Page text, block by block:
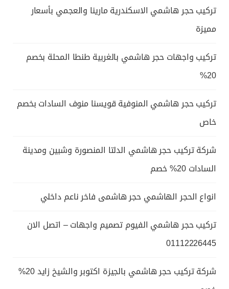
تركيب حجر هاشمي الاسكندرية مارينا والعجمي بأسعار
مميزة
تركيب واجهات حجر هاشمي بالغربية طنطا المحلة بخصم
20%
تركيب حجر هاشمي المنوفية قويسنا منوف السادات بخصم
خاص
شركة تركيب حجر هاشمي الدلتا المنصورة وشبين ومدينة
السادات 20% خصم
انواع الحجر الهاشمي حجر هاشمى فاخر ناعم داخلي
تركيب حجر هاشمي الفيوم تصميم واجهات – اتصل الان
01112226445
شركة تركيب حجر هاشمي بالجيزة اكتوبر والشيخ زايد 20%